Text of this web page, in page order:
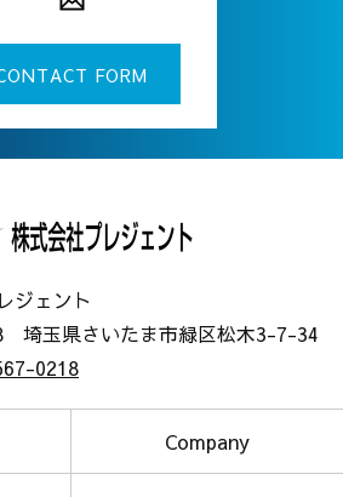
FORM
ジェント
埼玉県さいたま市緑区松木3-7-34
0218
Company